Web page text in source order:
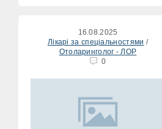
16.08.2025
Лікарі за спеціальностями /
Отоларинголог - ЛОР
0